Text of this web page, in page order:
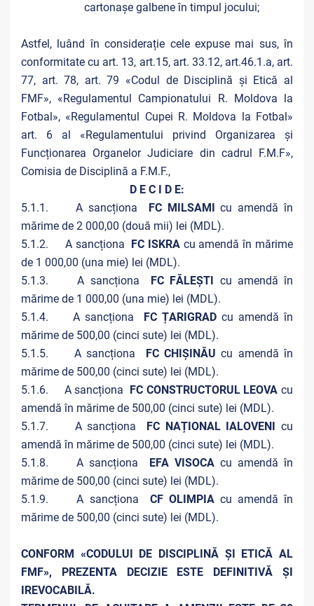
cartonașe galbene în timpul jocului;
Astfel, luând în considerație cele expuse mai sus, în
conformitate cu art. 13, art.15, art. 33.12, art.46.1.a, art.
77, art. 78, art. 79 «Codul de Disciplină și Etică al
FMF», «Regulamentul Campionatului R. Moldova la
Fotbal», «Regulamentul Cupei R. Moldova la Fotbal»
art. 6 al «Regulamentului privind Organizarea și
Funcționarea Organelor Judiciare din cadrul F.M.F»,
Comisia de Disciplină a F.M.F.,
D E C I D E:
5.1.1. A sancționa
FC MILSAMIcu amendă în
mărime de 2 000,00 (două mii) lei (MDL).
5.1.2. A sancționa FC ISKRA cu amendă în mărime
de 1 000,00 (una mie) lei (MDL).
5.1.3. A sancționa
FC FĂLEȘTI cu amendă în
mărime de 1 000,00 (una mie) lei (MDL).
5.1.4. A sancționa
FC ȚARIGRAD cu amendă în
mărime de 500,00 (cinci sute) lei (MDL).
5.1.5. A sancționa
FC CHIȘINĂUcu amendă în
mărime de 500,00 (cinci sute) lei (MDL).
5.1.6. A sancționa FC CONSTRUCTORUL LEOVAcu
amendă în mărime de 500,00 (cinci sute) lei (MDL).
5.1.7. A sancționa
FC NAȚIONAL IALOVENIcu
amendă în mărime de 500,00 (cinci sute) lei (MDL).
5.1.8. A sancționa
EFA VISOCA cu amendă în
mărime de 500,00 (cinci sute) lei (MDL).
5.1.9. A sancționa
CF OLIMPIA cu amendă în
mărime de 500,00 (cinci sute) lei (MDL).
CONFORM «CODULUI DE DISCIPLINĂ ȘI ETICĂ AL
FMF», PREZENTA DECIZIE ESTE DEFINITIVĂ ŞI
IREVOCABILĂ.